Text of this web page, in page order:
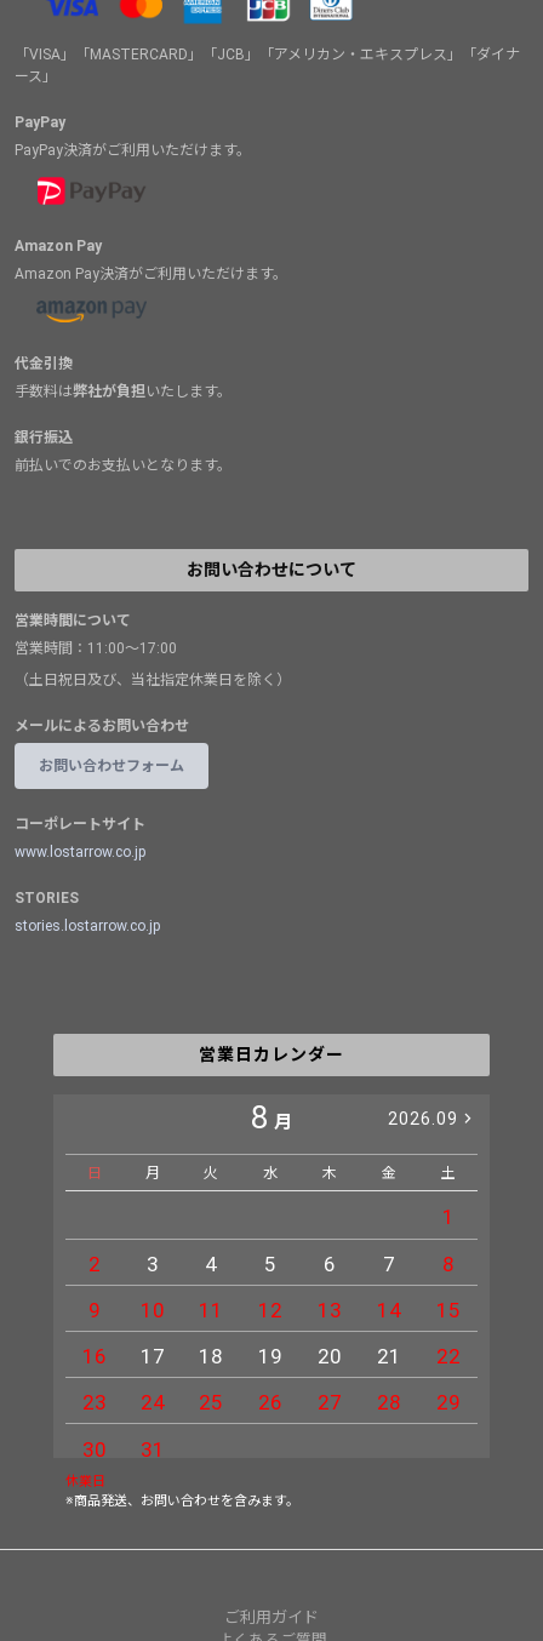
「VISA」「MASTERCARD」「JCB」「アメリカン・エキスプレス」「ダイナ
ース」
PayPay
PayPay決済がご利用いただけます。
Amazon Pay
Amazon Pay決済がご利用いただけます。
代金引換
手数料は弊社が負担いたします。
銀行振込
前払いでのお支払いとなります。
お問い合わせについて
営業時間について
営業時間：11:00～17:00
（土日祝日及び、当社指定休業日を除く）
メールによるお問い合わせ
お問い合わせフォーム
コーポレートサイト
www.lostarrow.co.jp
STORIES
stories.lostarrow.co.jp
営業日カレンダー
8 月 2026.09
日 月 火 水 木 金 土
1
2
3 4 5 6 7
8
9
10 11 12 13 14
15
16
17 18 19 20 21
22
23
24 25 26 27 28
29
30
31
休業日
※商品発送、お問い合わせを含みます。
ご利用ガイド